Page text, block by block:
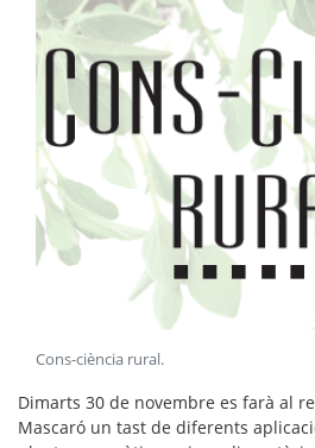
Cons-ciència rural.
Dimarts 30 de novembre es farà al
Mascaró un tast de diferents